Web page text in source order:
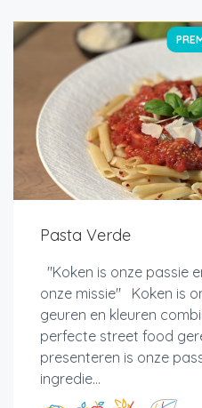
Pasta Verde
"Koken is onze passie
onze missie" Koken is
geuren en kleuren
perfecte street food
presenteren is onze
ingredie...